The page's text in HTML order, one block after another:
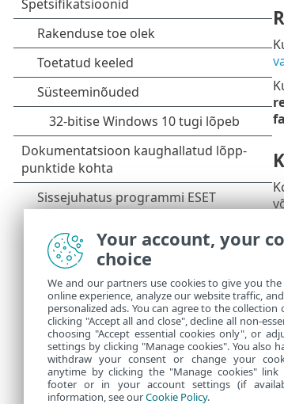
Your account, your
choice
We and our partners use cookies to give you
online experience, analyze our website traffic,
personalized ads. You can agree to the collection
clicking "Accept all and close", decline all non-
choosing "Accept essential cookies only", or
settings by clicking "Manage cookies". You also
withdraw your consent or change your
anytime by clicking the "Manage cookies"
footer or in your account settings (if
information, see ourCookie Policy.